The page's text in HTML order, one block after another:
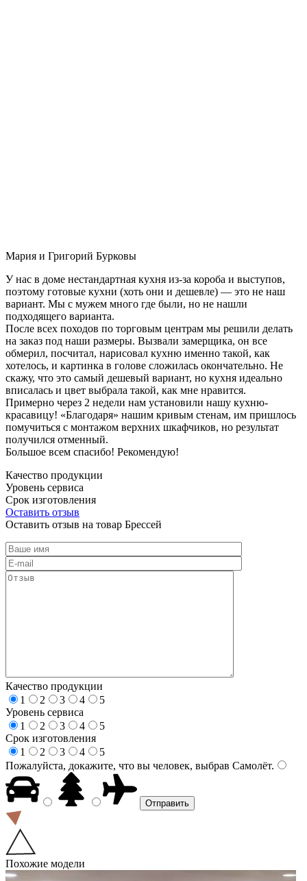
Мария и Григорий Бурковы
У нас в доме нестандартная кухня из-за короба и выступов,
поэтому готовые кухни (хоть они и дешевле) — это не наш
вариант. Мы с мужем много где были, но не нашли
подходящего варианта.
После всех походов по торговым центрам мы решили делать
на заказ под наши размеры. Вызвали замерщика, он все
обмерил, посчитал, нарисовал кухню именно такой, как
хотелось, и картинка в голове сложилась окончательно. Не
скажу, что это самый дешевый вариант, но кухня идеально
вписалась и цвет выбрала такой, как мне нравится.
Примерно через 2 недели нам установили нашу кухню-
красавицу! «Благодаря» нашим кривым стенам, им пришлось
помучиться с монтажом верхних шкафчиков, но результат
получился отменный.
Большое всем спасибо! Рекомендую!
Качество продукции
Уровень сервиса
Срок изготовления
Оставить отзыв
Оставить отзыв на товар Брессей
Качество продукции
1
2 3 4
5
Уровень сервиса
1
2 3 4
5
Срок изготовления
1
2 3 4
5
Пожалуйста, докажите, что вы человек, выбрав Самолёт.
Похожие модели